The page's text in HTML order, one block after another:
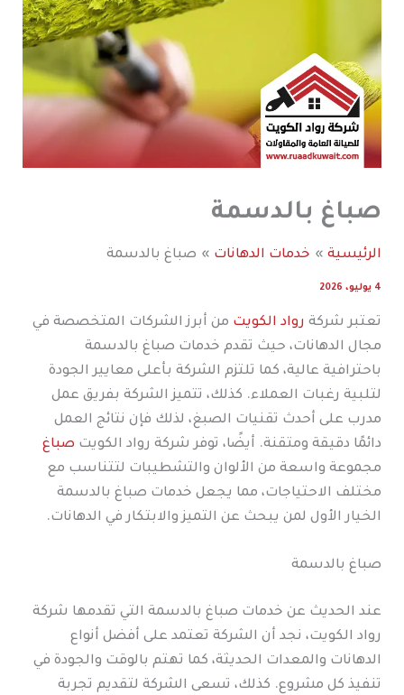
صباغ بالدسمة
الرئيسية خدمات الدهانات صباغ بالدسمة
4 يوليو، 2026
تعتبر شركة رواد الكويت من أبرز الشركات المتخصصة في
مجال الدهانات، حيث تقدم خدمات صباغ بالدسمة
باحترافية عالية، كما تلتزم الشركة بأعلى معايير الجودة
لتلبية رغبات العملاء. كذلك، تتميز الشركة بفريق عمل
مدرب على أحدث تقنيات الصبغ، لذلك فإن نتائج العمل
دائمًا دقيقة ومتقنة. أيضًا، توفر شركة رواد الكويت صباغ
مجموعة واسعة من الألوان والتشطيبات لتتناسب مع
مختلف الاحتياجات، مما يجعل خدمات صباغ بالدسمة
الخيار الأول لمن يبحث عن التميز والابتكار في الدهانات.
صباغ بالدسمة
عند الحديث عن خدمات صباغ بالدسمة التي تقدمها شركة
رواد الكويت، نجد أن الشركة تعتمد على أفضل أنواع
الدهانات والمعدات الحديثة، كما تهتم بالوقت والجودة في
تنفيذ كل مشروع. كذلك، تسعى الشركة لتقديم تجربة